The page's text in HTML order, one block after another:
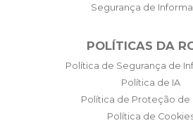
Segurança de
POLÍTICAS DA
Política de Segurança de
Política de IA
Política de Proteção de
Política de